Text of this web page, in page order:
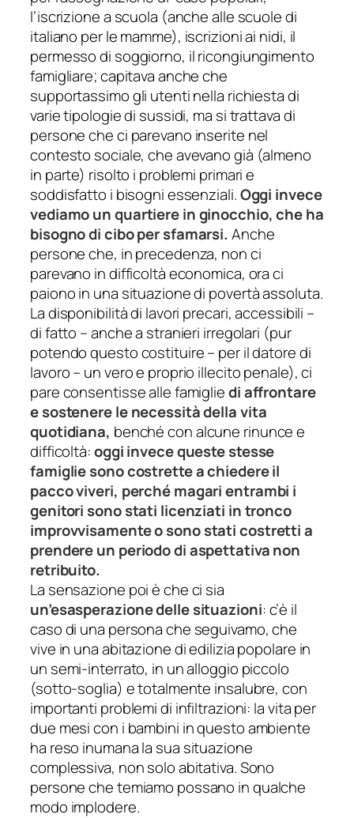
l’iscrizione a scuola (anche alle scuole di
italiano per le mamme), iscrizioni ai nidi, il
permesso di soggiorno, il ricongiungimento
famigliare; capitava anche che
supportassimo gli utenti nella richiesta di
varie tipologie di sussidi, ma si trattava di
persone che ci parevano inserite nel
contesto sociale, che avevano già (almeno
in parte) risolto i problemi primari e
soddisfatto i bisogni essenziali.Oggi invece
vediamo un quartiere in ginocchio, che ha
bisogno di cibo per sfamarsi. Anche
persone che, in precedenza, non ci
parevano in difficoltà economica, ora ci
paiono in una situazione di povertà assoluta.
La disponibilità di lavori precari, accessibili –
di fatto – anche a stranieri irregolari (pur
potendo questo costituire – per il datore di
lavoro – un vero e proprio illecito penale), ci
pare consentisse alle famigliedi affrontare
e sostenere le necessità della vita
quotidiana, benché con alcune rinunce e
difficoltà:oggi invece queste stesse
famiglie sono costrette a chiedere il
pacco viveri, perché magari entrambi i
genitori sono stati licenziati in tronco
improvvisamente o sono stati costretti a
prendere un periodo di aspettativa non
retribuito.
La sensazione poi è che ci sia
un’esasperazione delle situazioni: c’è il
caso di una persona che seguivamo, che
vive in una abitazione di edilizia popolare in
un semi-interrato, in un alloggio piccolo
(sotto-soglia) e totalmente insalubre, con
importanti problemi di infiltrazioni: la vita per
due mesi con i bambini in questo ambiente
ha reso inumana la sua situazione
complessiva, non solo abitativa. Sono
persone che temiamo possano in qualche
modo implodere.